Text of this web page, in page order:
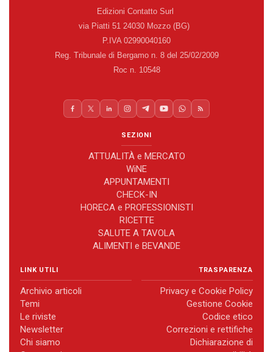
Edizioni Contatto Surl
via Piatti 51 24030 Mozzo (BG)
P.IVA 02990040160
Reg. Tribunale di Bergamo n. 8 del 25/02/2009
Roc n. 10548
SEZIONI
ATTUALITÀ e MERCATO
WiNE
APPUNTAMENTI
CHECK-IN
HORECA e PROFESSIONISTI
RICETTE
SALUTE A TAVOLA
ALIMENTI e BEVANDE
LINK UTILI
Archivio articoli
Temi
Le riviste
Newsletter
Chi siamo
TRASPARENZA
Privacy e Cookie Policy
Gestione Cookie
Codice etico
Correzioni e rettifiche
Dichiarazione di